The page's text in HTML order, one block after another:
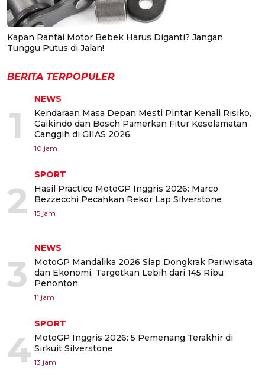
Kapan Rantai Motor Bebek Harus Diganti? Jangan
Tunggu Putus di Jalan!
BERITA TERPOPULER
1
NEWS
Kendaraan Masa Depan Mesti Pintar Kenali Risiko,
Gaikindo dan Bosch Pamerkan Fitur Keselamatan
Canggih di GIIAS 2026
10 jam
2
SPORT
Hasil Practice MotoGP Inggris 2026: Marco
Bezzecchi Pecahkan Rekor Lap Silverstone
15 jam
3
NEWS
MotoGP Mandalika 2026 Siap Dongkrak Pariwisata
dan Ekonomi, Targetkan Lebih dari 145 Ribu
Penonton
11 jam
4
SPORT
MotoGP Inggris 2026: 5 Pemenang Terakhir di
Sirkuit Silverstone
13 jam